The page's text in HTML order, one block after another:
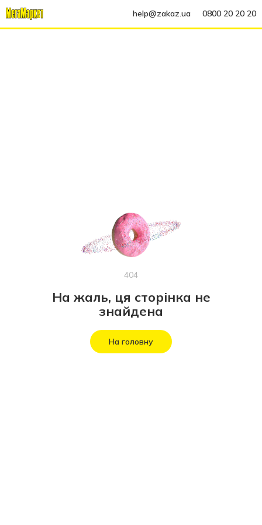
help@zakaz.ua 0800 20 20 20
404
На жаль, ця сторінка не
знайдена
На головну